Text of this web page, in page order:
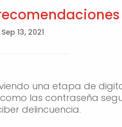
Sep 13, 2021
una etapa de
las contraseña
delincuencia.